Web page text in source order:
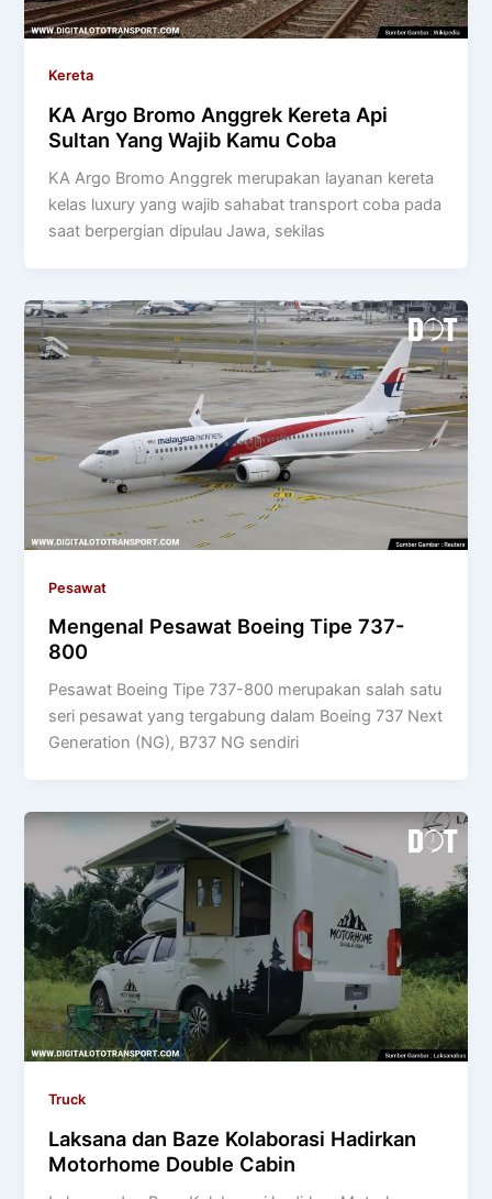
Kereta
KA Argo Bromo Anggrek Kereta Api
Sultan Yang Wajib Kamu Coba
KA Argo Bromo Anggrek merupakan layanan kereta
kelas luxury yang wajib sahabat transport coba pada
saat berpergian dipulau Jawa, sekilas
Pesawat
Mengenal Pesawat Boeing Tipe 737-
800
Pesawat Boeing Tipe 737-800 merupakan salah satu
seri pesawat yang tergabung dalam Boeing 737 Next
Generation (NG), B737 NG sendiri
Truck
Laksana dan Baze Kolaborasi Hadirkan
Motorhome Double Cabin